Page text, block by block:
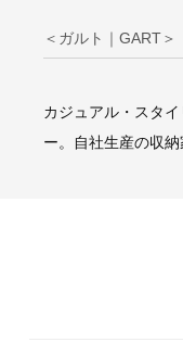
＜ガルト｜GART＞
カジュアル・スタ
ー。自社生産の収